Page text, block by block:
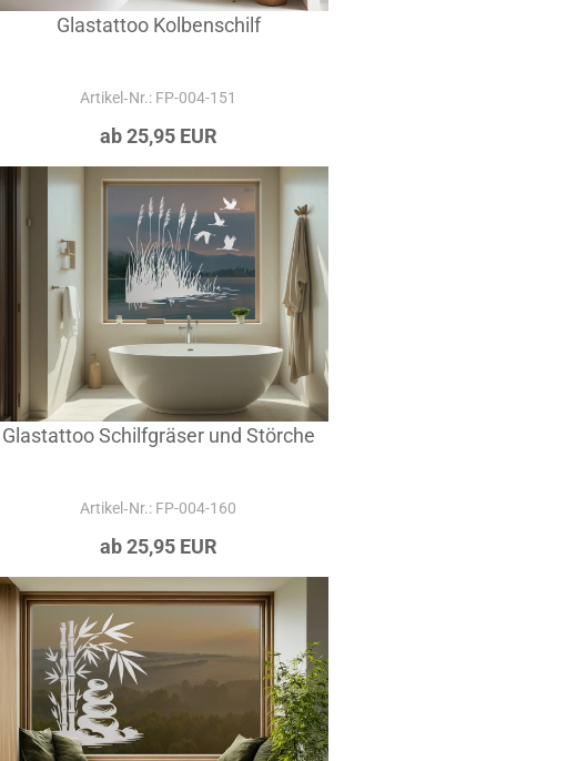
Glastattoo Kolbenschilf
Artikel‑Nr.: FP-004-151
ab 25,95 EUR
Glastattoo Schilfgräser und Störche
Artikel‑Nr.: FP-004-160
ab 25,95 EUR